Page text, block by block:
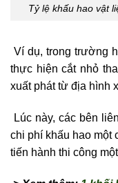
Tỷ lệ khấu hao vật
Ví dụ, trong trường
thực hiện cắt nhỏ
xuất phát từ địa hình
Lúc này, các bên
chi phí khấu hao một
tiến hành thi công